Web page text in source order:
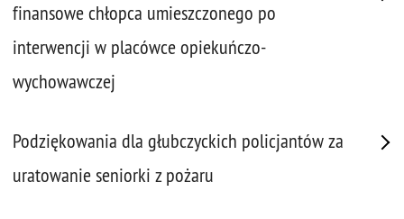
finansowe chłopca umieszczonego po
interwencji w placówce opiekuńczo-
wychowawczej
Podziękowania dla głubczyckich policjantów za
uratowanie seniorki z pożaru